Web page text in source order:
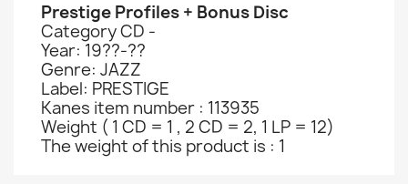
Prestige Profiles + Bonus Disc
Category CD -
Year: 19??-??
Genre: JAZZ
Label: PRESTIGE
Kanes item number : 113935
Weight ( 1 CD = 1 , 2 CD = 2, 1 LP = 12)
The weight of this product is : 1